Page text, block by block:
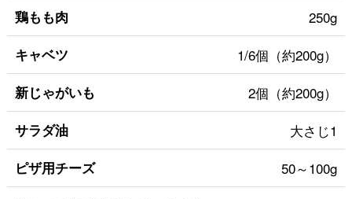
鶏もも肉 250g
キャベツ 1/6個（約200g）
新じゃがいも 2個（約200g）
サラダ油 大さじ1
ピザ用チーズ 50～100g